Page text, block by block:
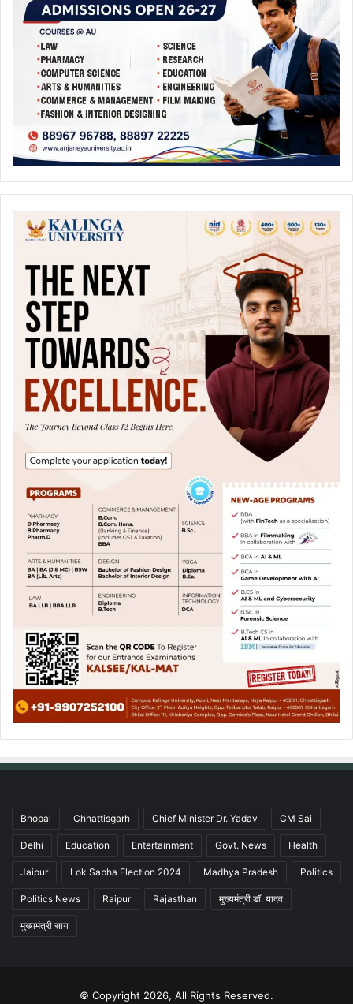
Bhopal Chhattisgarh Chief Minister Dr. Yadav CM Sai
Delhi Education Entertainment Govt. News Health
Jaipur Lok Sabha Election 2024 Madhya Pradesh Politics
Politics News Raipur Rajasthan मुख्यमंत्री डॉ. यादव
मुख्यमंत्री साय
© Copyright 2026, All Rights Reserved.